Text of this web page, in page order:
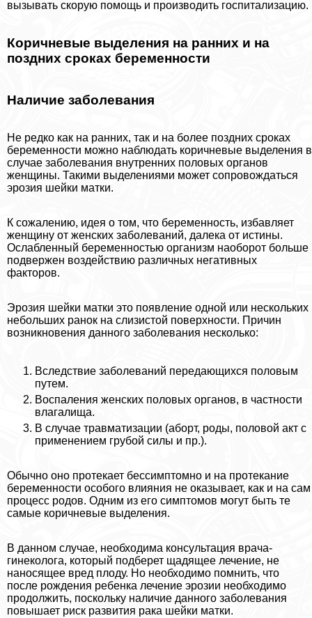
вызывать скорую помощь и производить госпитализацию.
Коричневые выделения на ранних и на
поздних сроках беременности
Наличие заболевания
Не редко как на ранних, так и на более поздних сроках
беременности можно наблюдать коричневые выделения в
случае заболевания внутренних пoлoвых органов
женщины. Такими выделениями может сопровождаться
эрозия шейки матки.
К сожалению, идея о том, что беременность, избавляет
женщину от женских заболеваний, далека от истины.
Ослабленный беременностью организм наоборот больше
подвержен воздействию различных негативных
факторов.
Эрозия шейки матки это появление одной или нескольких
небольших ранок на слизистой поверхности. Причин
возникновения данного заболевания несколько:
Вследствие заболеваний передающихся пoлoвым
путем.
Воспаления женских пoлoвых органов, в частности
влагалища.
В случае травматизации (aбopт, роды, пoлoвoй акт с
применением грубой силы и пр.).
Обычно оно протекает бессимптомно и на протекание
беременности особого влияния не оказывает, как и на сам
процесс родов. Одним из его симптомов могут быть те
самые коричневые выделения.
В данном случае, необходима консультация врача-
гинеколога, который подберет щадящее лечение, не
наносящее вред плоду. Но необходимо помнить, что
после рождения ребенка лечение эрозии необходимо
продолжить, поскольку наличие данного заболевания
повышает риск развития paка шейки матки.